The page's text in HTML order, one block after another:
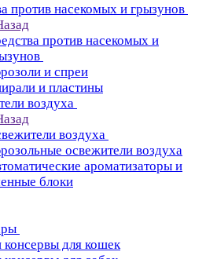
против насекомых и грызунов
против насекомых и
и спреи
и пластины
воздуха
воздуха
освежители воздуха
ароматизаторы и
блоки
для кошек